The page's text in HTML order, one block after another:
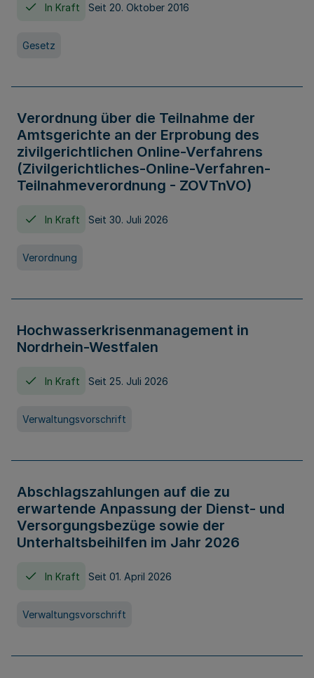
In Kraft Seit 20. Oktober 2016
Gesetz
Verordnung über die Teilnahme der
Amtsgerichte an der Erprobung des
zivilgerichtlichen Online-Verfahrens
(Zivilgerichtliches-Online-Verfahren-
Teilnahmeverordnung - ZOVTnVO)
In Kraft Seit 30. Juli 2026
Verordnung
Hochwasserkrisenmanagement in
Nordrhein-Westfalen
In Kraft Seit 25. Juli 2026
Verwaltungsvorschrift
Abschlagszahlungen auf die zu
erwartende Anpassung der Dienst- und
Versorgungsbezüge sowie der
Unterhaltsbeihilfen im Jahr 2026
In Kraft Seit 01. April 2026
Verwaltungsvorschrift